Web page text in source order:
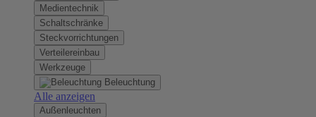
Medientechnik
Schaltschränke
Steckvorrichtungen
Verteilereinbau
Werkzeuge
Beleuchtung
Alle anzeigen
Außenleuchten